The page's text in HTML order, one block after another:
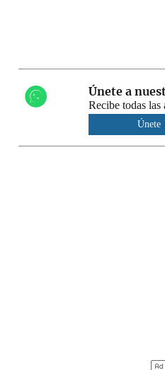
Únete a
Recibe todas las
Únete